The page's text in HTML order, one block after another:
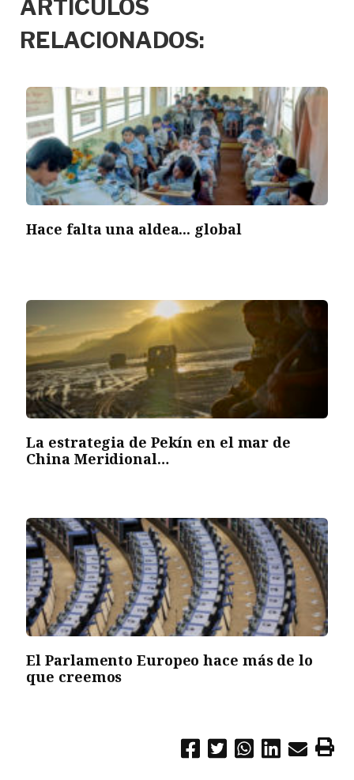
ARTÍCULOS
RELACIONADOS:
Hace falta una aldea... global
La estrategia de Pekín en el mar de
China Meridional…
El Parlamento Europeo hace más de lo
que creemos